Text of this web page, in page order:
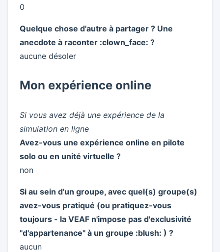
0
Quelque chose d'autre à partager ? Une
anecdote à raconter :clown_face: ?
aucune désoler
Mon expérience online
Si vous avez déjà une expérience de la
simulation en ligne
Avez-vous une expérience online en pilote
solo ou en unité virtuelle ?
non
Si au sein d'un groupe, avec quel(s) groupe(s)
avez-vous pratiqué (ou pratiquez-vous
toujours - la VEAF n'impose pas d'exclusivité
"d'appartenance" à un groupe :blush: ) ?
aucun